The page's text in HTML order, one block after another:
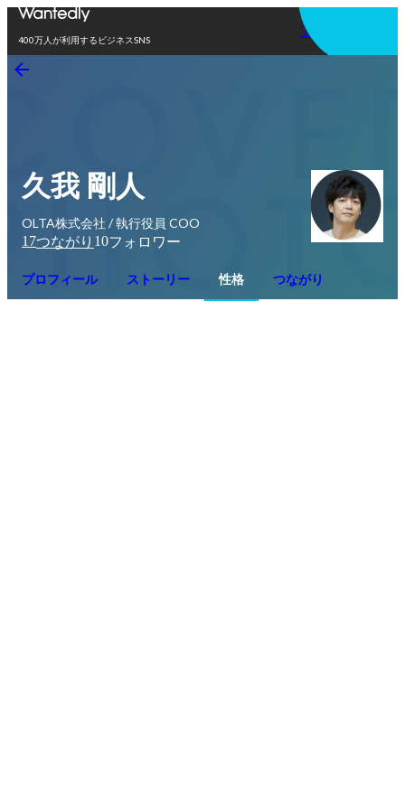
400万人が利用するビジネスSNS
アプリを使う
久我 剛人
OLTA株式会社 / 執行役員 COO
17つながり 10フォロワー
プロフィール ストーリー 性格 つながり